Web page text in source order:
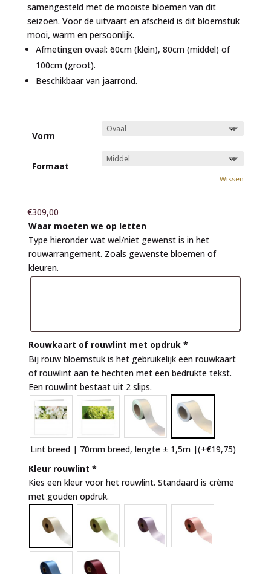
samengesteld met de mooiste bloemen van dit
seizoen. Voor de uitvaart en afscheid is dit bloemstuk
mooi, warm en persoonlijk.
Afmetingen ovaal: 60cm (klein), 80cm (middel) of
100cm (groot).
Beschikbaar van jaarrond.
Vorm
Formaat
Wissen
€309,00
Waar moeten we op letten
Type hieronder wat wel/niet gewenst is in het
rouwarrangement. Zoals gewenste bloemen of
kleuren.
Rouwkaart of rouwlint met opdruk *
Bij rouw bloemstuk is het gebruikelijk een rouwkaart
of rouwlint aan te hechten met een bedrukte tekst.
Een rouwlint bestaat uit 2 slips.
Lint breed | 70mm breed, lengte ± 1,5m |(+€19,75)
Kleur rouwlint *
Kies een kleur voor het rouwlint. Standaard is crème
met gouden opdruk.